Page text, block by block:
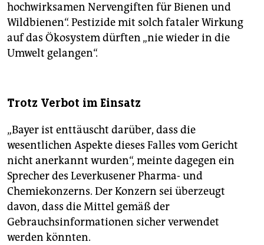
hochwirksamen Nervengiften für Bienen und
Wildbienen“. Pestizide mit solch fataler Wirkung
auf das Ökosystem dürften „nie wieder in die
Umwelt gelangen“.
Trotz Verbot im Einsatz
„Bayer ist enttäuscht darüber, dass die
wesentlichen Aspekte dieses Falles vom Gericht
nicht anerkannt wurden“, meinte dagegen ein
Sprecher des Leverkusener Pharma- und
Chemiekonzerns. Der Konzern sei überzeugt
davon, dass die Mittel gemäß der
Gebrauchsinformationen sicher verwendet
werden könnten.